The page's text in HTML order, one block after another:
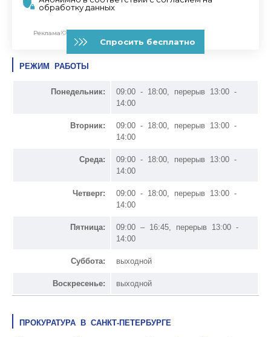
РЕЖИМ РАБОТЫ
Понедельник:
09:00 - 18:00, перерыв 13:00 -
14:00
Вторник:
09:00 - 18:00, перерыв 13:00 -
14:00
Среда:
09:00 - 18:00, перерыв 13:00 -
14:00
Четверг:
09:00 - 18:00, перерыв 13:00 -
14:00
Пятница:
09:00 – 16:45, перерыв 13:00 -
14:00
Суббота: выходной
Воскресенье: выходной
ПРОКУРАТУРА В САНКТ-ПЕТЕРБУРГЕ